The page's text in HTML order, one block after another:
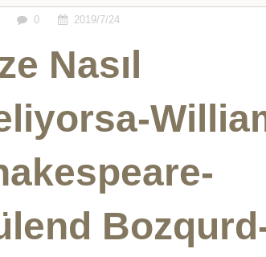
0 2019/7/24
Nasıl